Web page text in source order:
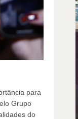
para
Grupo
do